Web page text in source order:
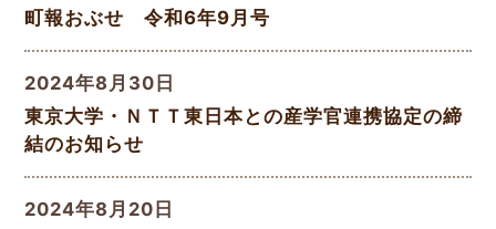
町報おぶせ 令和6年9月号
2024年8月30日
東京大学・ＮＴＴ東日本との産学官連携協定の締
結のお知らせ
2024年8月20日